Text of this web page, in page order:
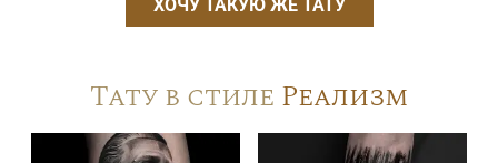
ХОЧУ ТАКУЮ ЖЕ ТАТУ
Тату в стиле Реализм